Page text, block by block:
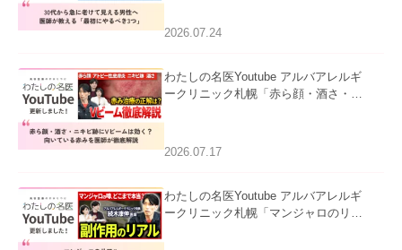
た。
2026.07.24
わたしの名医Youtube アルバアレルギ
ークリニック札幌「赤ら顔・酒さ・ニ
ました。
2026.07.17
わたしの名医Youtube アルバアレルギ
ークリニック札幌「マンジャロのリア